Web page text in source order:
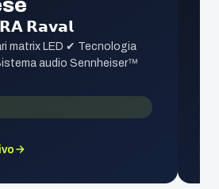
𝗥𝗮𝘃𝗮𝗹
matrix LED ✔ Tecnologia
audio Sennheiser™